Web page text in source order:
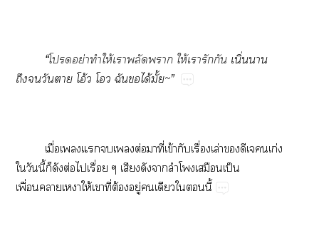
“โอย่าทำให้เาพลัดพราก ให้เารักกัน เนิ่นนาน
ถึงวันา โอ้ว โว ฉันได้มั้ย~”
เมื่อเแเต่อมาที่เข้ากับเรื่องเล่าดีเเก่ง
ใวันนี้ก็ดังต่อไเรื่อย ๆ เสียงดังาลำโพงเสมือนเป็น
เพื่อนาเาให้เาที่ต้องอยู่เดียวในี้